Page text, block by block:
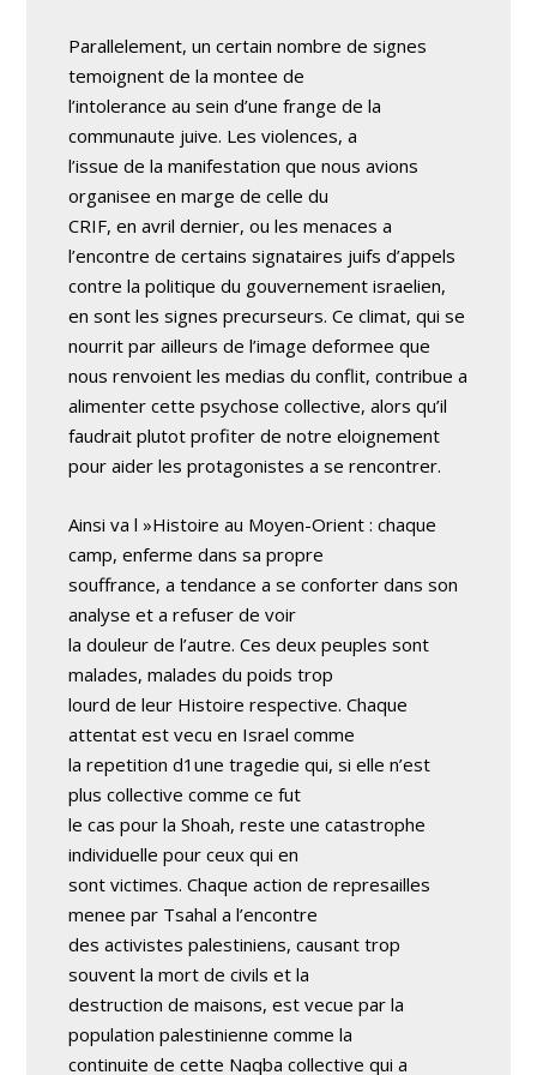
Parallelement, un certain nombre de signes
temoignent de la montee de
l’intolerance au sein d’une frange de la
communaute juive. Les violences, a
l’issue de la manifestation que nous avions
organisee en marge de celle du
CRIF, en avril dernier, ou les menaces a
l’encontre de certains signataires juifs d’appels
contre la politique du gouvernement israelien,
en sont les signes precurseurs. Ce climat, qui se
nourrit par ailleurs de l’image deformee que
nous renvoient les medias du conflit, contribue a
alimenter cette psychose collective, alors qu’il
faudrait plutot profiter de notre eloignement
pour aider les protagonistes a se rencontrer.
Ainsi va l »Histoire au Moyen-Orient : chaque
camp, enferme dans sa propre
souffrance, a tendance a se conforter dans son
analyse et a refuser de voir
la douleur de l’autre. Ces deux peuples sont
malades, malades du poids trop
lourd de leur Histoire respective. Chaque
attentat est vecu en Israel comme
la repetition d1une tragedie qui, si elle n’est
plus collective comme ce fut
le cas pour la Shoah, reste une catastrophe
individuelle pour ceux qui en
sont victimes. Chaque action de represailles
menee par Tsahal a l’encontre
des activistes palestiniens, causant trop
souvent la mort de civils et la
destruction de maisons, est vecue par la
population palestinienne comme la
continuite de cette Naqba collective qui a